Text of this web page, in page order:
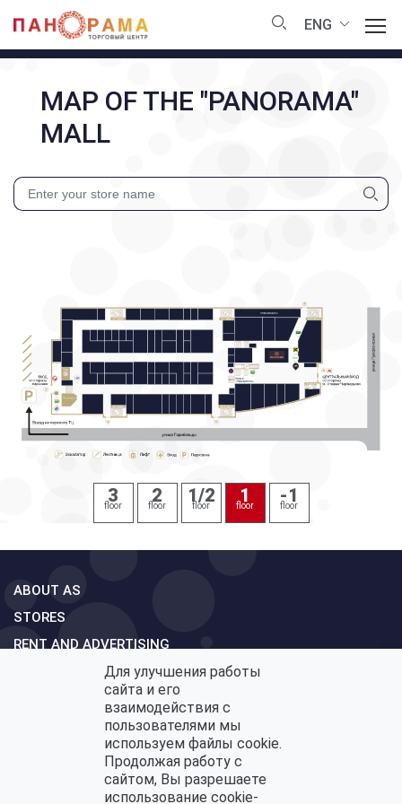
ENG
MAP OF THE "PANORAMA"
MALL
3
floor 2
floor 1/2
floor 1
floor -1
floor
ABOUT AS
STORES
RENT AND ADVERTISING
Политика конфиденциальности
Для улучшения работы
сайта и его
взаимодействия с
пользователями мы
используем файлы cookie.
Продолжая работу с
сайтом, Вы разрешаете
использование cookie-